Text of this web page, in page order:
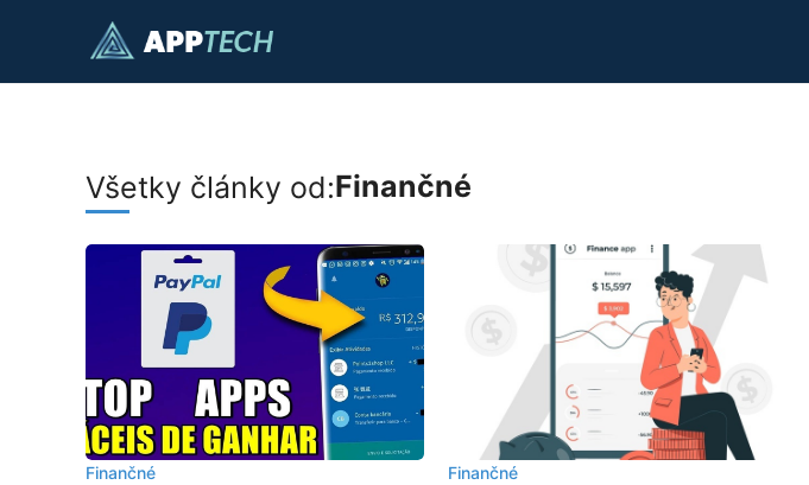
Všetky články od:Finančné
Finančné Finančné